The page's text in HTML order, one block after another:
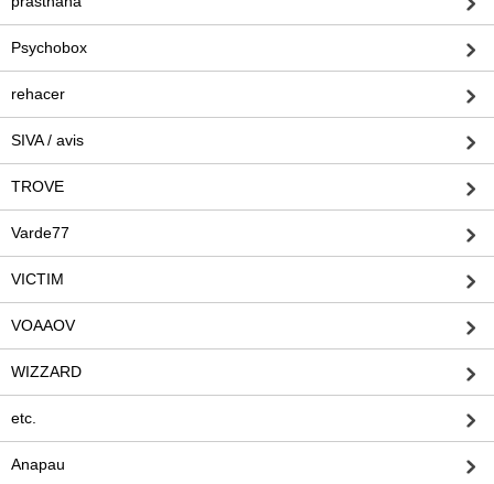
Psychobox
rehacer
SIVA / avis
TROVE
Varde77
VICTIM
VOAAOV
WIZZARD
etc.
Anapau